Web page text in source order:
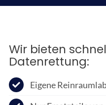
Wir bieten
Datenrettung:
Eigene